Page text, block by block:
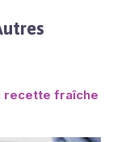
recette fraîche